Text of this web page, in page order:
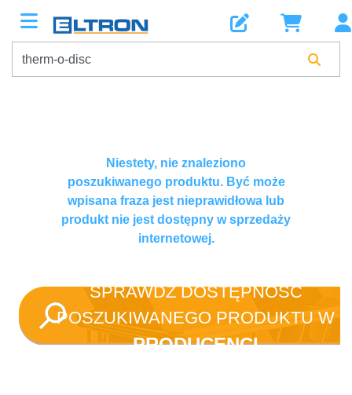
Niestety, nie znaleziono
poszukiwanego produktu. Być może
wpisana fraza jest nieprawidłowa lub
produkt nie jest dostępny w sprzedaży
internetowej.
SPRAWDŹ DOSTĘPNOŚĆ
POSZUKIWANEGO PRODUKTU W
PRODUCENCI